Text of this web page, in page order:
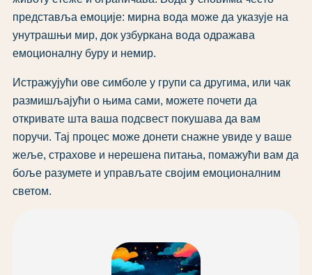
представља емоције: мирна вода може да указује на
унутрашњи мир, док узбуркана вода одражава
емоционалну буру и немир.
Истражујући ове симболе у групи са другима, или чак
размишљајући о њима сами, можете почети да
откривате шта ваша подсвест покушава да вам
поручи. Тај процес може донети снажне увиде у ваше
жеље, страхове и нерешена питања, помажући вам да
боље разумете и управљате својим емоционалним
светом.